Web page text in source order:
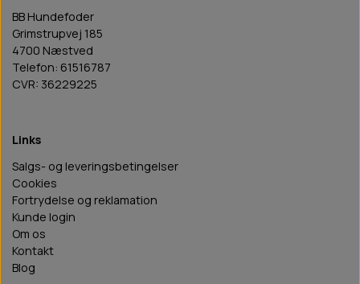
BB Hundefoder
Grimstrupvej 185
4700 Næstved
Telefon: 61516787
CVR: 36229225
Links
Salgs- og leveringsbetingelser
Cookies
Fortrydelse og reklamation
Kunde login
Om os
Kontakt
Blog